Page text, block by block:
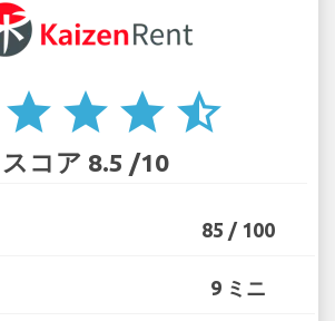
star star star star_half
スコア 8.5 /10
85 / 100
9 ミニ